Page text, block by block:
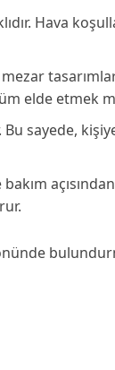
Hava
elde etmek
sayede,